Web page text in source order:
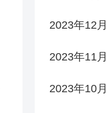
2023年12月
2023年11月
2023年10月